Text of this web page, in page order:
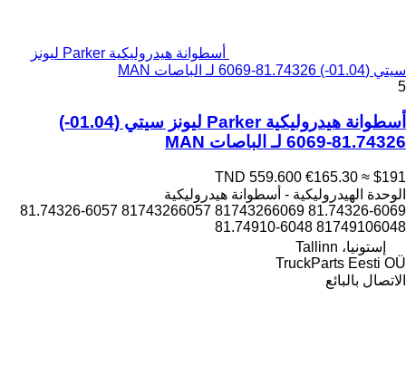
أسطوانة هيدروليكية Parker ليونز
سيتي (01.04-) 81.74326-6069 لـ الباصات MAN
5
أسطوانة هيدروليكية Parker ليونز سيتي (01.04-)
81.74326-6069 لـ الباصات MAN
TND 559.600 €165.30 ≈ $191
الوحدة الهيدروليكية - أسطوانة هيدروليكية
81.74326-6069 81743266069 81743266057 81.74326-6057
81749106048 81.74910-6048
إستونيا، Tallinn
TruckParts Eesti OÜ
الاتصال بالبائع